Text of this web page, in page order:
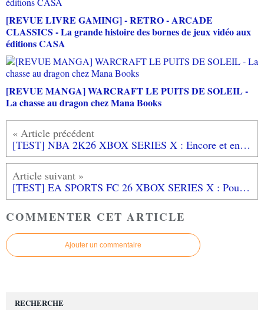
[REVUE LIVRE GAMING] - RETRO - ARCADE
CLASSICS - La grande histoire des bornes de jeux vidéo aux
éditions CASA
[REVUE MANGA] WARCRAFT LE PUITS DE SOLEIL -
La chasse au dragon chez Mana Books
[TEST] NBA 2K26 XBOX SERIES X : Encore et encore plus fort!
[TEST] EA SPORTS FC 26 XBOX SERIES X : Pour le meilleur et pour le pire...
COMMENTER CET ARTICLE
Ajouter un commentaire
RECHERCHE